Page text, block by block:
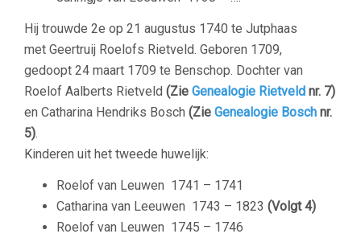
Hij trouwde 2e op 21 augustus 1740 te Jutphaas
met Geertruij Roelofs Rietveld. Geboren 1709,
gedoopt 24 maart 1709 te Benschop. Dochter van
Roelof Aalberts Rietveld (Zie Genealogie Rietveld nr. 7)
en Catharina Hendriks Bosch (Zie Genealogie Bosch nr.
5).
Kinderen uit het tweede huwelijk:
Roelof van Leuwen 1741 – 1741
Catharina van Leeuwen 1743 – 1823 (Volgt 4)
Roelof van Leuwen 1745 – 1746